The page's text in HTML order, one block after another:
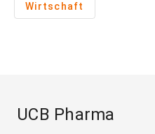
Wirtschaft
UCB Pharma